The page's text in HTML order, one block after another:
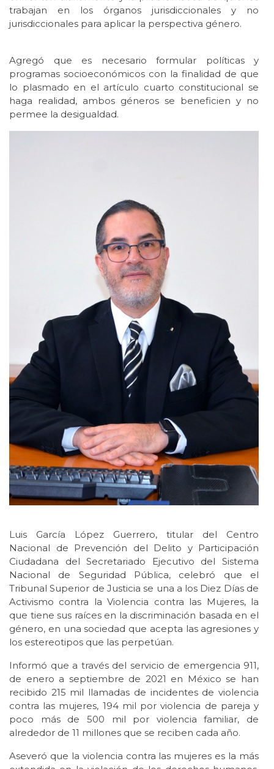
trabajan en los órganos jurisdiccionales y no
jurisdiccionales para aplicar la perspectiva género.
Agregó que es necesario formular políticas y
programas socioeconómicos con la finalidad de que
lo plasmado en el artículo cuarto constitucional se
haga realidad, ambos géneros se beneficien y no
permee la desigualdad.
Luis García López Guerrero, titular del Centro
Nacional de Prevención del Delito y Participación
Ciudadana del Secretariado Ejecutivo del Sistema
Nacional de Seguridad Pública, celebró que el
Tribunal Superior de Justicia se una a los Diez Días de
Activismo contra la Violencia contra las Mujeres, la
que tiene sus raíces en la discriminación basada en el
género, en una sociedad que acepta las agresiones y
los estereotipos que las perpetúan.
Informó que a través del servicio de emergencia 911,
de enero a septiembre de 2021 en México se han
recibido 215 mil llamadas de incidentes de violencia
contra las mujeres, 194 mil por violencia de pareja y
poco más de 500 mil por violencia familiar, de
alrededor de 11 millones que se reciben cada año.
Aseveró que la violencia contra las mujeres es la más